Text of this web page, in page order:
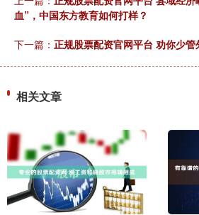
血”，中国东方教育如何打样？
下一篇： 正规股票配资官网平台 劝你少管
相关文章